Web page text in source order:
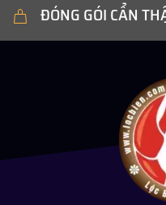
ĐÓNG GÓI CẨN